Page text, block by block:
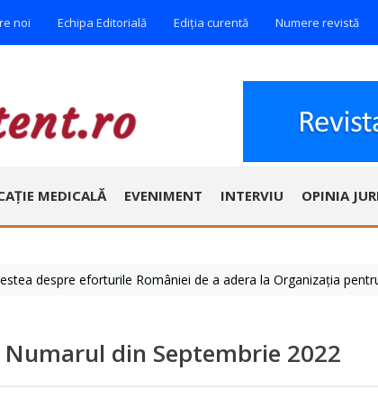
noi Echipa Editorială Ediția curentă Numere revistă
MEDICALĂ EVENIMENT INTERVIU OPINIA
eforturile României de a adera la Organizația pentru
din Septembrie 2022